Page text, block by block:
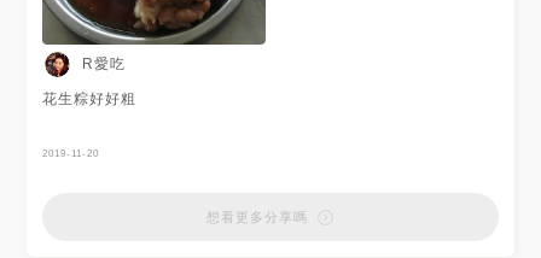
R愛吃
花生粽好好粗
2019-11-20
想看更多分享嗎